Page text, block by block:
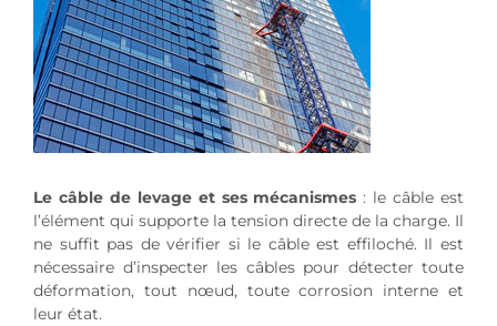
Le câble de levage et ses mécanismes : le câble est
l’élément qui supporte la tension directe de la charge. Il
ne suffit pas de vérifier si le câble est effiloché. Il est
nécessaire d’inspecter les câbles pour détecter toute
déformation, tout nœud, toute corrosion interne et
leur état.